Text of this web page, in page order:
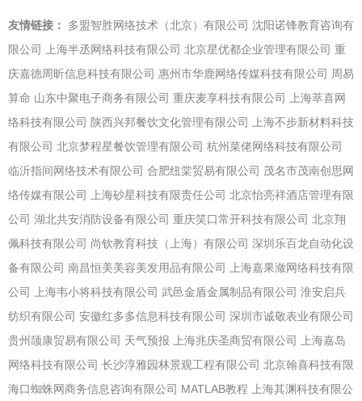
友情链接： 多盟智胜网络技术（北京）有限公司 沈阳诺锋教育咨询有
限公司
上海半丞网络科技有限公司 北京星优都企业管理有限公司 重
庆嘉德周昕信息科技有限公司 惠州市华鹿网络传媒科技有限公司
周易
算命 山东中聚电子商务有限公司 重庆麦享科技有限公司
上海萃喜网
络科技有限公司 陕西兴邦餐饮文化管理有限公司
上海不步新材料科技
有限公司 北京梦程星餐饮管理有限公司 杭州菜佬网络科技有限公司
临沂指间网络技术有限公司 合肥纽棠贸易有限公司 茂名市茂南创思网
络传媒有限公司
上海砂星科技有限责任公司 北京怡亮祥酒店管理有限
公司 湖北共安消防设备有限公司 重庆笑口常开科技有限公司 北京翔
佩科技有限公司 尚钦教育科技（上海）有限公司 深圳乐百龙自动化设
备有限公司 南昌恒美美容美发用品有限公司
上海嘉果潋网络科技有限
公司
上海韦小将科技有限公司 武邑金盾金属制品有限公司 淮安启兵
纺织有限公司 安徽红多多信息科技有限公司 深圳市诚敬表业有限公司
贵州颉康贸易有限公司 天气预报 上海兆庆圣商贸有限公司
上海嘉岛
网络科技有限公司 长沙淳雅园林景观工程有限公司 北京翰喜科技有限
海口蜘蛛网商务信息咨询有限公司 MATLAB教程
上海其渊科技有限公